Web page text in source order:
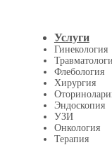
Услуги
Гинекология
Флебология
Хирургия
Эндоскопия
УЗИ
Онкология
Терапия